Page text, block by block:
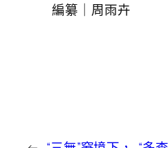
編纂｜周雨卉